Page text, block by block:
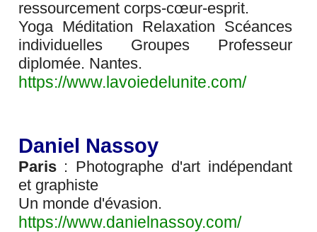
ressourcement corps-cœur-esprit.
Yoga Méditation Relaxation Scéances
individuelles Groupes Professeur
diplomée. Nantes.
https://www.lavoiedelunite.com/
Daniel Nassoy
Paris: Photographe d'art indépendant
et graphiste
Un monde d'évasion.
https://www.danielnassoy.com/